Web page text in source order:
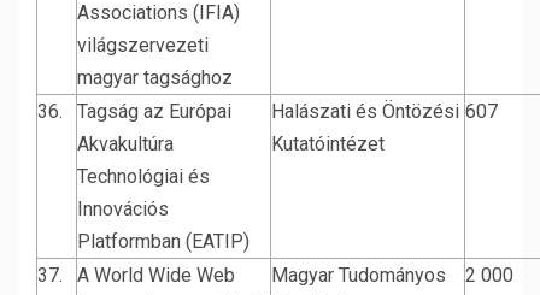
Associations (IFIA)
világszervezeti
magyar tagsághoz
36.
Tagság az Európai
Akvakultúra
Technológiai és
Innovációs
Platformban (EATIP)
Halászati és Öntözési
Kutatóintézet
607
37.
A World Wide Web
Magyar Tudományos
2 000